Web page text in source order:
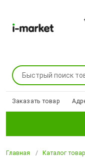
Заказать товар
Главная Каталог